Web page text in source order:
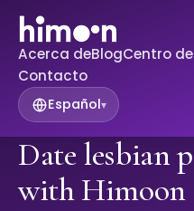
Acerca deBlogCentro
Contacto
Español▾
Date lesbian
with Himoon